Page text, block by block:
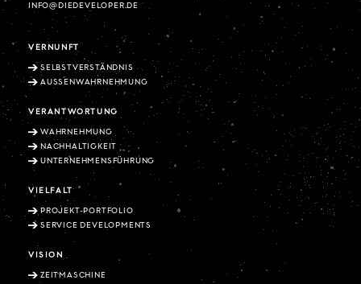
INFO@DIEDEVELOPER.DE
VERNUNFT
SELBSTVERSTÄNDNIS
AUSSENWAHRNEHMUNG
VERANTWORTUNG
WAHRNEHMUNG
NACHHALTIGKEIT
UNTERNEHMENSFÜHRUNG
VIELFALT
PROJEKT-PORTFOLIO
SERVICE DEVELOPMENTS
VISION
ZEITMASCHINE